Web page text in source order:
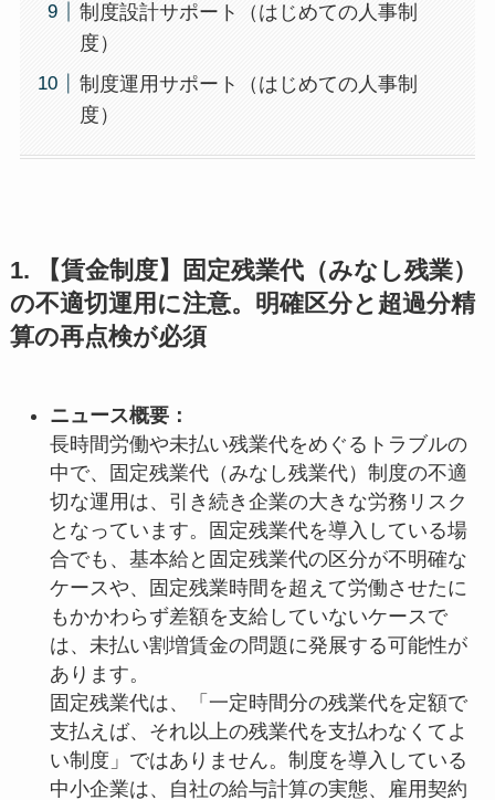
制度設計サポート（はじめての人事制
度）
制度運用サポート（はじめての人事制
度）
1. 【賃金制度】固定残業代（みなし残業）
の不適切運用に注意。明確区分と超過分精
算の再点検が必須
ニュース概要：
長時間労働や未払い残業代をめぐるトラブルの
中で、固定残業代（みなし残業代）制度の不適
切な運用は、引き続き企業の大きな労務リスク
となっています。固定残業代を導入している場
合でも、基本給と固定残業代の区分が不明確な
ケースや、固定残業時間を超えて労働させたに
もかかわらず差額を支給していないケースで
は、未払い割増賃金の問題に発展する可能性が
あります。
固定残業代は、「一定時間分の残業代を定額で
支払えば、それ以上の残業代を支払わなくてよ
い制度」ではありません。制度を導入している
中小企業は、自社の給与計算の実態、雇用契約